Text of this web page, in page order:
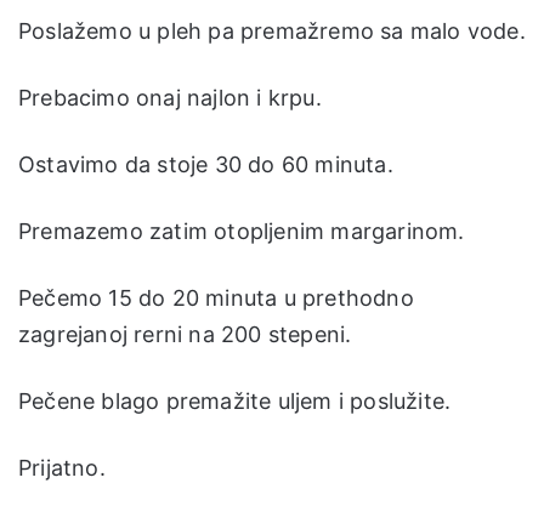
Poslažemo u pleh pa premažremo sa malo vode.
Prebacimo onaj najlon i krpu.
Ostavimo da stoje 30 do 60 minuta.
Premazemo zatim otopljenim margarinom.
Pečemo 15 do 20 minuta u prethodno
zagrejanoj rerni na 200 stepeni.
Pečene blago premažite uljem i poslužite.
Prijatno.